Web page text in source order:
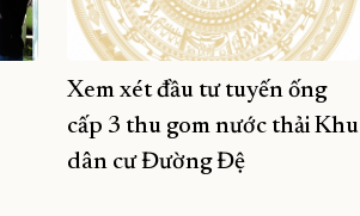
Xem xét đầu tư tuyến ống
cấp 3 thu gom nước thải Khu
dân cư Đường Đệ